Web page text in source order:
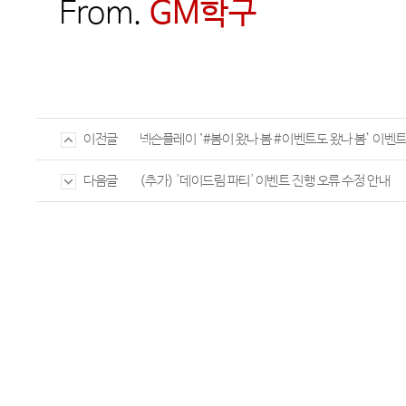
From. GM학구
이전글 넥슨플레이 ‘#봄이 왔나 봄 #이벤트도 왔나 봄’ 이벤
다음글 (추가) '데이드림 파티' 이벤트 진행 오류 수정 안내